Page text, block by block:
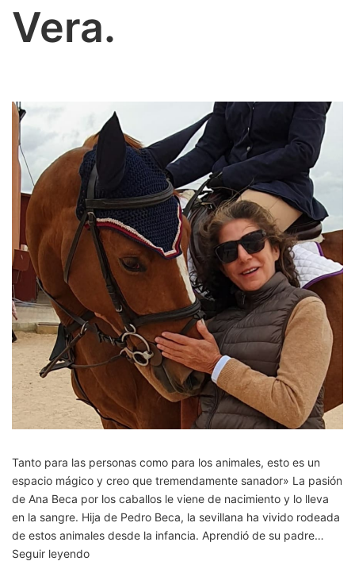
Vera.
Tanto para las personas como para los animales, esto es un
espacio mágico y creo que tremendamente sanador» La pasión
de Ana Beca por los caballos le viene de nacimiento y lo lleva
en la sangre. Hija de Pedro Beca, la sevillana ha vivido rodeada
de estos animales desde la infancia. Aprendió de su padre…
Seguir leyendoLa